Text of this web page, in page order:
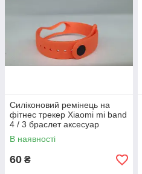
Силіконовий ремінець на
фітнес трекер Xiaomi mi band
4 / 3 браслет аксесуар
заміна. Помаранчевий
В наявності
60 ₴